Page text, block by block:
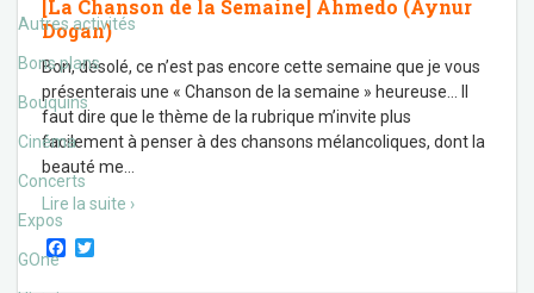
Autres activités
Bons plans
Bouquins
Cinéma
Concerts
Expos
GOne
[La Chanson de la Semaine] Ahmedo (Aynur
Dogan)
Bon, désolé, ce n’est pas encore cette semaine que je vous
présenterais une « Chanson de la semaine » heureuse… Il
faut dire que le thème de la rubrique m’invite plus
facilement à penser à des chansons mélancoliques, dont la
beauté me
Lire la suite ›
F